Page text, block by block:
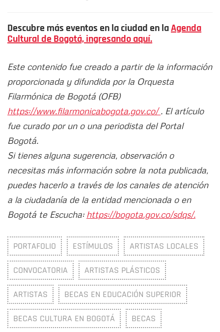
Descubre más eventos en la ciudad en laAgenda
Cultural de Bogotá, ingresando aquí.
Este contenido fue creado a partir de la información
proporcionada y difundida por la Orquesta
Filarmónica de Bogotá (OFB)
https://www.filarmonicabogota.gov.co/. El artículo
fue curado por un o una periodista del Portal
Bogotá.
Si tienes alguna sugerencia, observación o
necesitas más información sobre la nota publicada,
puedes hacerlo a través de los canales de atención
a la ciudadanía de la entidad mencionada o en
Bogotá te Escucha: https://bogota.gov.co/sdqs/.
PORTAFOLIO ESTÍMULOS ARTISTAS LOCALES
CONVOCATORIA ARTISTAS PLÁSTICOS
ARTISTAS BECAS EN EDUCACIÓN SUPERIOR
BECAS CULTURA EN BOGOTÁ BECAS